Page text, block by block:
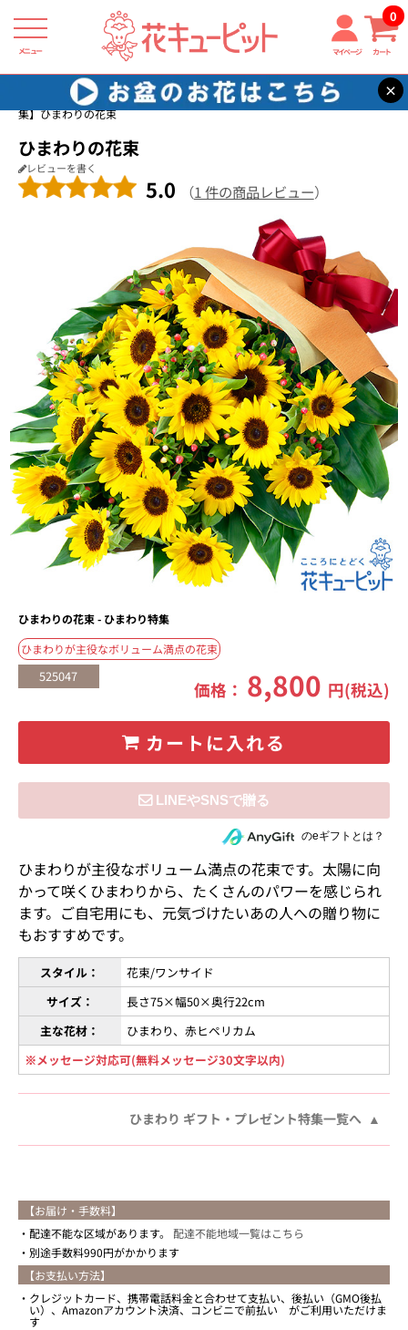
メニュー マイページ カート
0
×
花キューピット ひまわり ギフト・プレゼント特集2026
【ひまわり特
集】ひまわりの花束
ひまわりの花束
レビューを書く
5.0 （1 件の商品レビュー）
ひまわりの花束 - ひまわり特集
ひまわりが主役なボリューム満点の花束
525047
価格： 8,800 円(税込)
カートに入れる
住所を知らない相手にeギフトで贈るのeギフトとは？
ひまわりが主役なボリューム満点の花束です。太陽に向
かって咲くひまわりから、たくさんのパワーを感じられ
ます。ご自宅用にも、元気づけたいあの人への贈り物に
もおすすめです。
スタイル：
花束/ワンサイド
サイズ：
長さ75×幅50×奥行22cm
主な花材：
ひまわり、赤ヒペリカム
※メッセージ対応可(無料メッセージ30文字以内)
ひまわり ギフト・プレゼント特集一覧へ
【お届け・手数料】
配達不能な区域があります。 配達不能地域一覧はこちら
別途手数料990円がかかります
【お支払い方法】
クレジットカード、携帯電話料金と合わせて支払い、後払い（GMO後払
い）、Amazonアカウント決済、コンビニで前払い がご利用いただけま
す